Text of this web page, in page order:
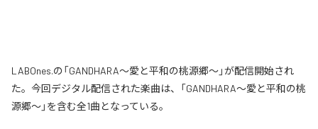
LABOnes.の「GANDHARA〜愛と平和の桃源郷〜」が配信開始され
た。今回デジタル配信された楽曲は、「GANDHARA〜愛と平和の桃
源郷〜」を含む全1曲となっている。